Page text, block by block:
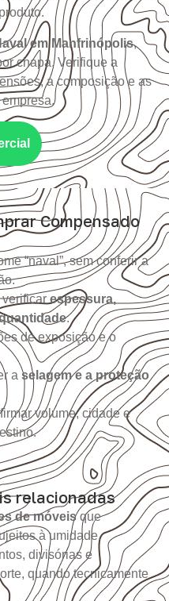
em Manfrinópolis,
chapa. Verifique a
a composição e as
Compensado
“naval”, sem conferir a
espessura,
.
de exposição e o
a selagem e a proteção
volume, cidade e
relacionadas
de móveisque
à umidade.
divisórias e
quando tecnicamente